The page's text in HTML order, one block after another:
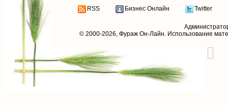
RSS Бизнес Онлайн Twitter
© 2000-2026, Фураж Он-Лайн. Использование